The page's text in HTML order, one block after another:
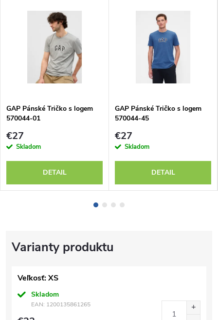
Veľkosť: XS
Skladom
EAN: 1200135861265
GAP Pánské Tričko s logem
570044-01
€27
Skladom
DETAIL
GAP Pánské Tričko s logem
570044-45
€27
Skladom
DETAIL